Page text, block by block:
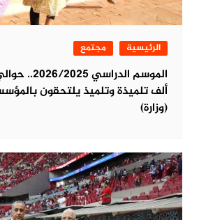
الرئيسية مجتمع
ألف تلميذة وتلميذ يلتحقون
(وزارة)